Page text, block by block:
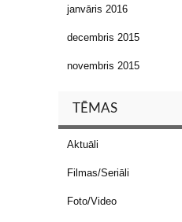
janvāris 2016
decembris 2015
novembris 2015
TĒMAS
Aktuāli
Filmas/Seriāli
Foto/Video